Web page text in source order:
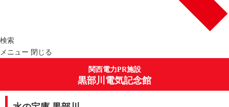
検索
メニュー 閉じる
関西電力PR施設
黒部川電気記念館